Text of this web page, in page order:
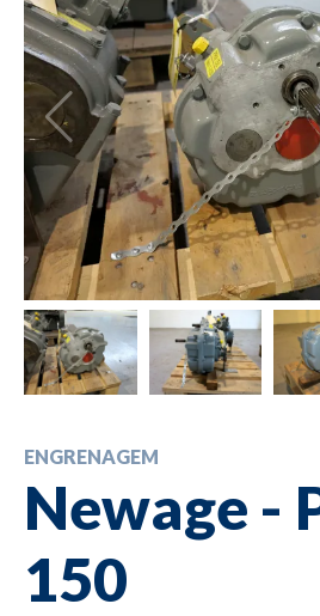
ENGRENAGEM
Newage -
150